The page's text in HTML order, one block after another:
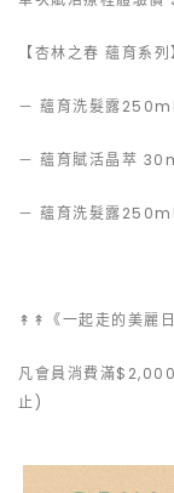
【杏林之春 蘊育系
－ 蘊育洗髮露
－ 蘊育賦活晶萃
－ 蘊育洗髮露
↟↟《一起走的美麗
凡會員消費滿
止)